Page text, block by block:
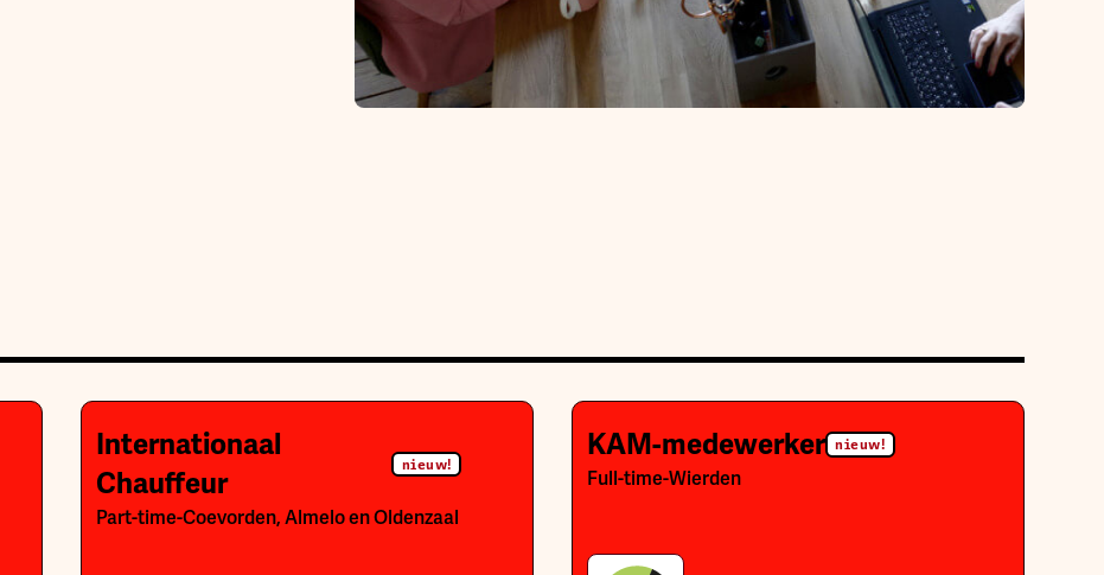
Internationaal
Chauffeur
nieuw!
Part-time-Coevorden, Almelo en Oldenzaal
KAM-medewerker nieuw!
Full-time-Wierden